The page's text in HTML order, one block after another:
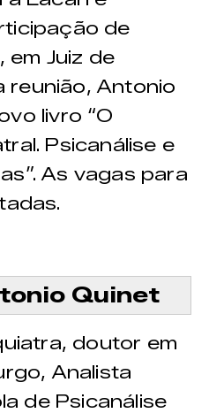
de
, em Juiz de
reunião, Antonio
livro “O
Psicanálise e
As vagas para
Quinet
doutor em
Analista
de Psicanálise